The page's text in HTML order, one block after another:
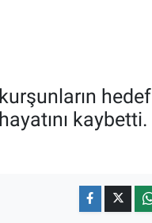
kaybetti.